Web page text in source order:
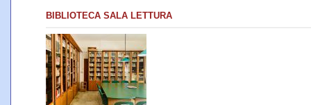
BIBLIOTECA SALA LETTURA